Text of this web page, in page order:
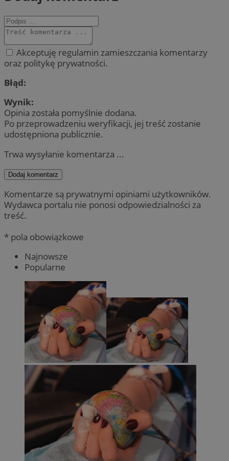
Akceptuję regulamin zamieszczania komentarzy
oraz politykę prywatności.
Błąd:
Wynik:
Opinia została pomyślnie dodana.
Po przeprowadzeniu weryfikacji, jej treść zostanie
udostępniona publicznie.
Trwa wysyłanie komentarza ...
Dodaj komentarz
Komentarze są prywatnymi opiniami użytkowników.
Wydawca portalu nie ponosi odpowiedzialności za
treść.
* pola obowiązkowe
Najnowsze
Popularne